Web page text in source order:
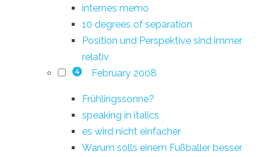
internes memo
10 degrees of separation
Position und Perspektive sind immer
relativ
4 February 2008
Frühlingssonne?
speaking in italics
es wird nicht einfacher
Warum solls einem Fußballer besser